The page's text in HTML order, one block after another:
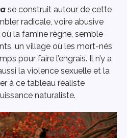
se construit autour de cette
radicale, voire abusive
la famine règne, semble
un village où les mort-nés
pour faire l’engrais. Il n’y a
la violence sexuelle et la
à ce tableau réaliste
naturaliste.